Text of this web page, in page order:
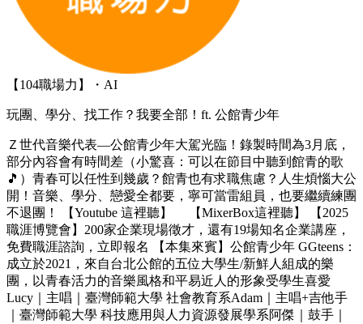
【104職場力】・AI
玩團、學分、找工作？我要全部！ft. 公館青少年
Ｚ世代音樂代表—公館青少年大駕光臨！錄製時間為3月底，
部分內容會有時間差（小驚喜：可以在節目中聽到館青的歌
🎵）青春可以任性到幾歲？館青也有求職焦慮？人生煩惱大公
開！音樂、學分、戀愛全都要，寧可當雷組員，也要繼續練團
不退團！ 【Youtube 這裡聽】 【MixerBox這裡聽】 【2025
職涯博覽會】200家企業現場徵才，還有19場知名企業講座，
免費職涯諮詢，立即報名 【本集來賓】公館青少年 GGteens：
成立於2021，來自台北公館的五位大學生/新鮮人組成的樂
團，以青春活力的音樂風格和平易近人的形象受學生喜愛
Lucy｜主唱｜臺灣師範大學 社會教育系Adam｜主唱+吉他手
｜臺灣師範大學 科技應用與人力資源發展學系阿傑｜鼓手｜